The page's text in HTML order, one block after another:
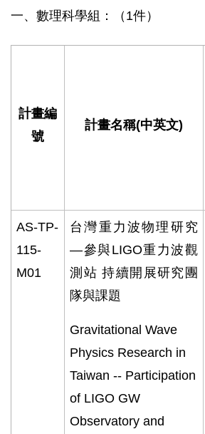
一、數理科學組：（1件）
計畫編
號
計畫名稱(中英文)
AS-TP-
115-
M01
台灣重力波物理研究
—參與LIGO重力波觀
測站 持續開展研究團
隊與課題
Gravitational Wave
Physics Research in
Taiwan -- Participation
of LIGO GW
Observatory and